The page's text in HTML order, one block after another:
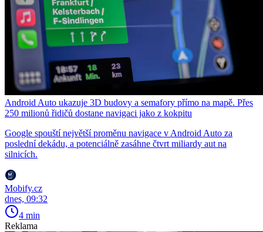
Android Auto ukazuje 3D budovy a semafory přímo na mapě. Přes
250 milionů řidičů dostane navigaci jako z kokpitu
Google spouští největší proměnu navigace v Android Auto za
poslední dekádu, a potenciálně zasáhne čtvrt miliardy aut na
silnicích.
Mobify.cz
dnes, 09:32
4 min
Reklama